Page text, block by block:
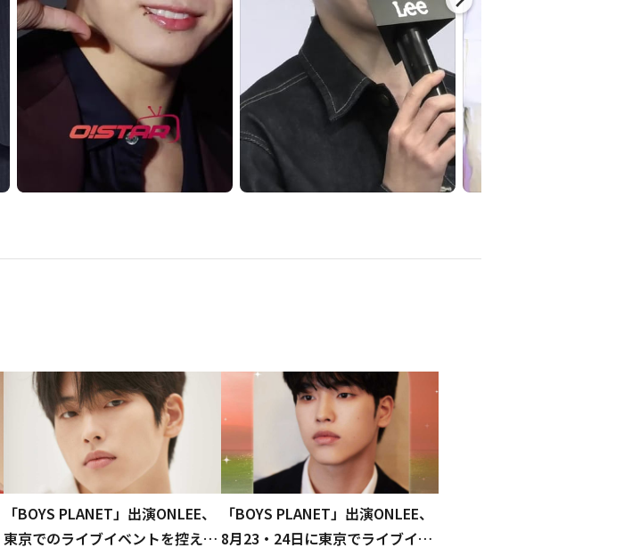
「BOYS PLANET」出演ONLEE、
東京でのライブイベントを控えて
「BOYS PLANET」出演ONLEE、
8月23・24日に東京でライブイベ